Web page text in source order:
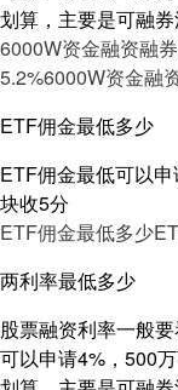
划算，主要是可融
6000W资金融资融
5.2%6000W资金融
ETF佣金最低多少
ETF佣金最低可以
块收5分
ETF佣金最低多少
两利率最低多少
股票融资利率一般
可以申请4%，500